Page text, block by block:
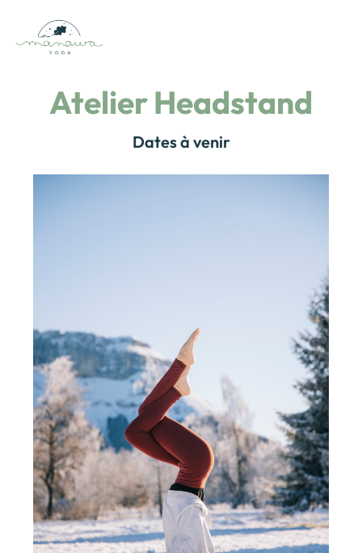
Atelier Headstand
Dates à venir